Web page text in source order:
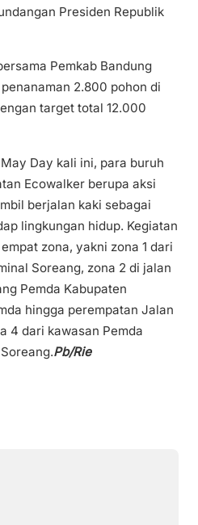
Presiden Republik
Pemkab Bandung
2.800 pohon di
target total 12.000
Day kali ini, para buruh
Ecowalker berupa aksi
berjalan kaki sebagai
lingkungan hidup. Kegiatan
zona, yakni zona 1 dari
Soreang, zona 2 di jalan
Pemda Kabupaten
hingga perempatan Jalan
4 dari kawasan Pemda
Pb/Rie